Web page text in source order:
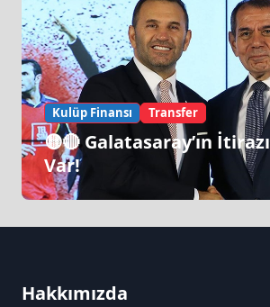
Kulüp Finansı Transfer
🟡🔴 Galatasaray’ın İtirazı
Var!
Hakkımızda